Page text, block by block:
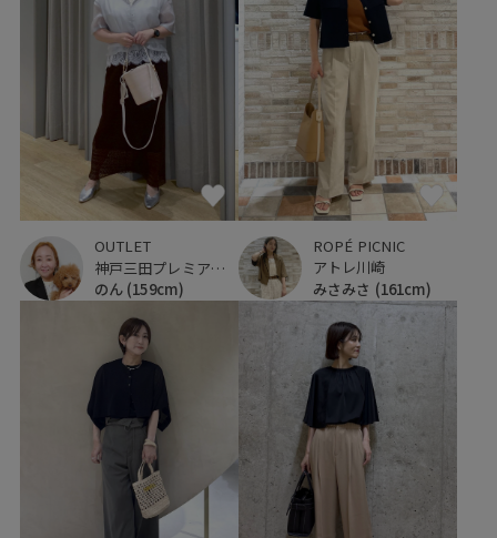
OUTLET
神戸三田プレミアム・アウトレット
のん (159cm)
ROPÉ PICNIC
アトレ川崎
みさみさ (161cm)